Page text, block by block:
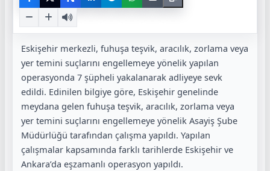
Eskişehir merkezli, fuhuşa teşvik, aracılık, zorlama veya
yer temini suçlarını engellemeye yönelik yapılan
operasyonda 7 şüpheli yakalanarak adliyeye sevk
edildi. Edinilen bilgiye göre, Eskişehir genelinde
meydana gelen fuhuşa teşvik, aracılık, zorlama veya
yer temini suçlarını engellemeye yönelik Asayiş Şube
Müdürlüğü tarafından çalışma yapıldı. Yapılan
çalışmalar kapsamında farklı tarihlerde Eskişehir ve
Ankara’da eşzamanlı operasyon yapıldı.